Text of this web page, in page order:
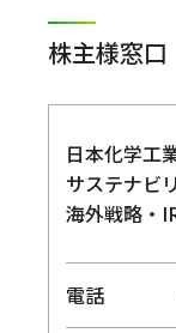
株主様窓口
日本化学工
サステナビ
海外戦略・
電話